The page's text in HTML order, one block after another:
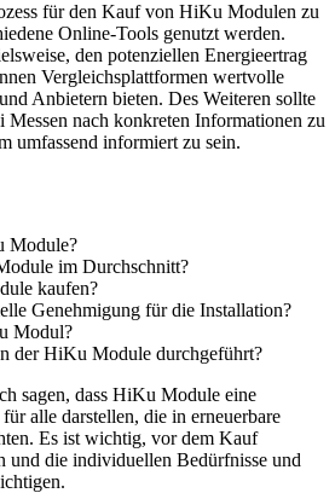
für den Kauf von HiKu Modulen zu
Online-Tools genutzt werden.
den potenziellen Energieertrag
Vergleichsplattformen wertvolle
Anbietern bieten. Des Weiteren sollte
Messen nach konkreten Informationen zu
umfassend informiert zu sein.
Module?
im Durchschnitt?
kaufen?
Genehmigung für die Installation?
Modul?
der HiKu Module durchgeführt?
sagen, dass HiKu Module eine
alle darstellen, die in erneuerbare
Es ist wichtig, vor dem Kauf
und die individuellen Bedürfnisse und